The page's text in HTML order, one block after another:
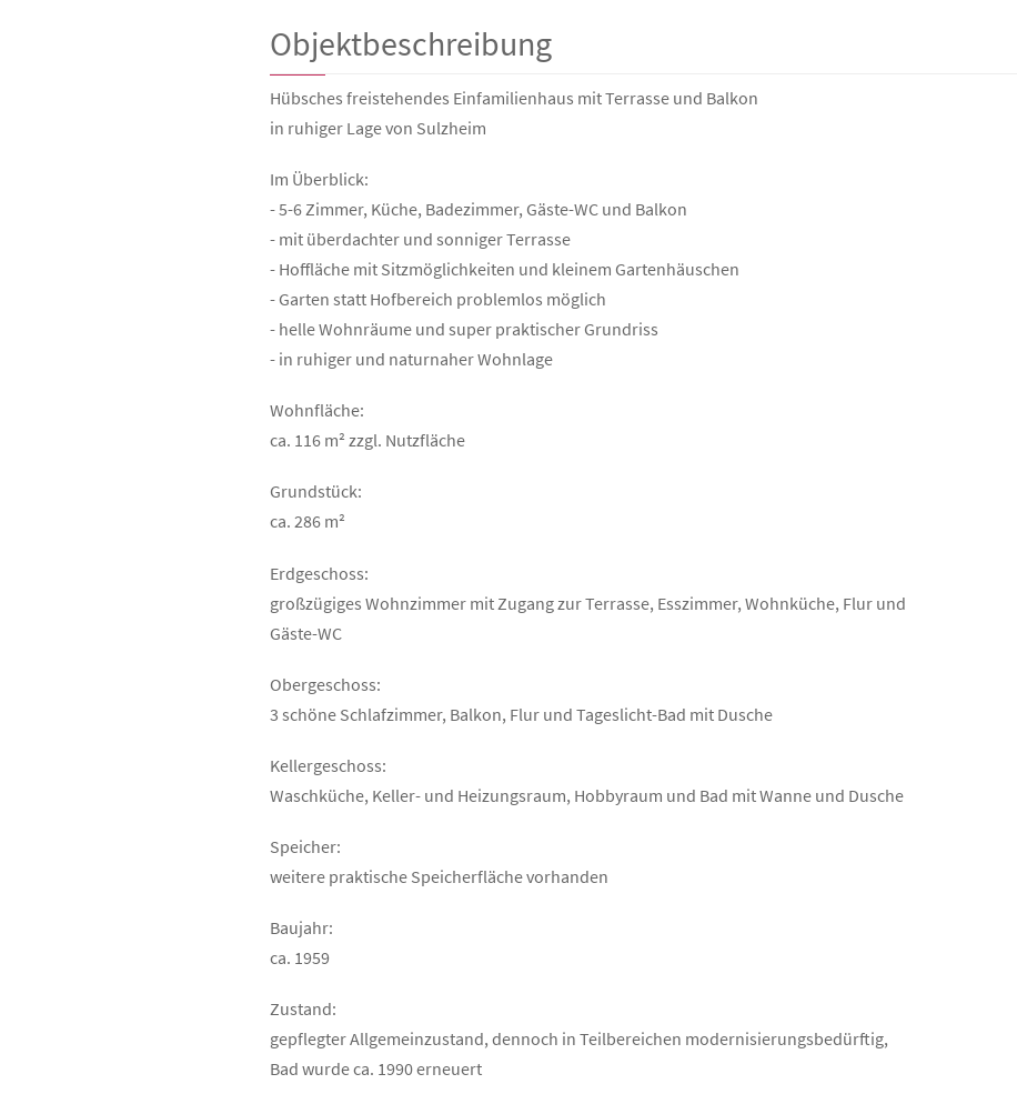
Objektbeschreibung
Hübsches freistehendes Einfamilienhaus mit Terrasse und Balkon
in ruhiger Lage von Sulzheim
Im Überblick:
- 5-6 Zimmer, Küche, Badezimmer, Gäste-WC und Balkon
- mit überdachter und sonniger Terrasse
- Hoffläche mit Sitzmöglichkeiten und kleinem Gartenhäuschen
- Garten statt Hofbereich problemlos möglich
- helle Wohnräume und super praktischer Grundriss
- in ruhiger und naturnaher Wohnlage
Wohnfläche:
ca. 116 m² zzgl. Nutzfläche
Grundstück:
ca. 286 m²
Erdgeschoss:
großzügiges Wohnzimmer mit Zugang zur Terrasse, Esszimmer, Wohnküche, Flur und
Gäste-WC
Obergeschoss:
3 schöne Schlafzimmer, Balkon, Flur und Tageslicht-Bad mit Dusche
Kellergeschoss:
Waschküche, Keller- und Heizungsraum, Hobbyraum und Bad mit Wanne und Dusche
Speicher:
weitere praktische Speicherfläche vorhanden
Baujahr:
ca. 1959
Zustand:
gepflegter Allgemeinzustand, dennoch in Teilbereichen modernisierungsbedürftig,
Bad wurde ca. 1990 erneuert